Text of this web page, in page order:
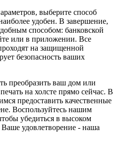
выберите способ
удобен. В завершение,
способом: банковской
или в приложении. Все
на защищенной
безопасность ваших
преобразить ваш дом или
на холсте прямо сейчас. В
предоставить качественные
Воспользуйтесь нашим
убедиться в высоком
удовлетворение - наша